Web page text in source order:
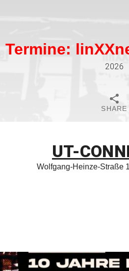
Termine:
2026
SHARE
UT-
Wolfgang-Heinze-Straße